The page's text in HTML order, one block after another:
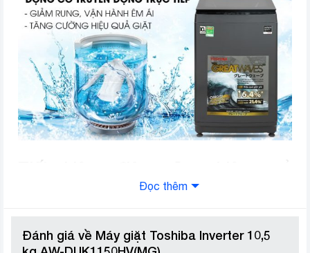
với công nghệ Inverter
của động cơ, giúp lồng giặt được hoạt động tốt hơn
trong mỗi chu trình giặt, nhờ đó máy giặt sử dụng tiết
Đọc thêm
Đánh giá về Máy giặt Toshiba Inverter 10,5